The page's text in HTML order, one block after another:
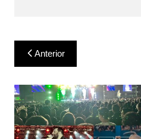
Navegação
de
Post
Anterior